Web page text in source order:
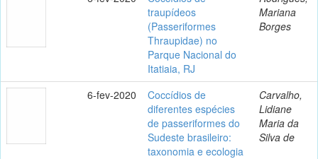
traupídeos
(Passeriformes
Thraupidae) no
Parque Nacional do
Itatiaia, RJ
Mariana
Borges
6-fev-2020
Coccídios de
diferentes espécies
de passeriformes do
Sudeste brasileiro:
taxonomia e ecologia
Carvalho,
Lidiane
Maria da
Silva de